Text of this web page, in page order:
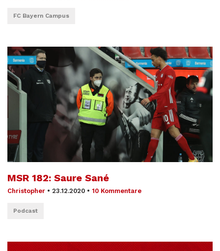
FC Bayern Campus
MSR 182: Saure Sané
Christopher • 23.12.2020 • 10 Kommentare
Podcast